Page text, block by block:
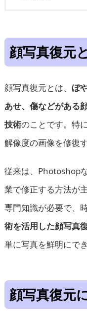
顔写真復元
顔写真復元とは、 ぼ
あせ、傷などがある
技術のことです。特
解像度の画像を修復
従来は、Photoshop
業で修正する方法が
専門知識が必要で、
術を活用した顔写真
単に写真を鮮明にで
顔写真復元